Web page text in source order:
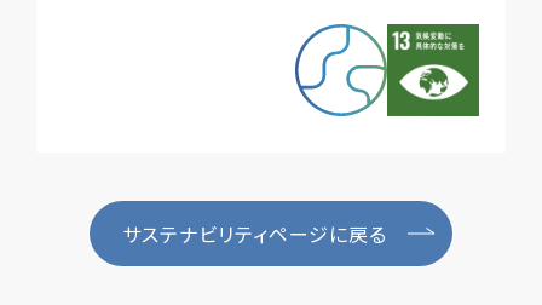
サステナビリティページに戻る